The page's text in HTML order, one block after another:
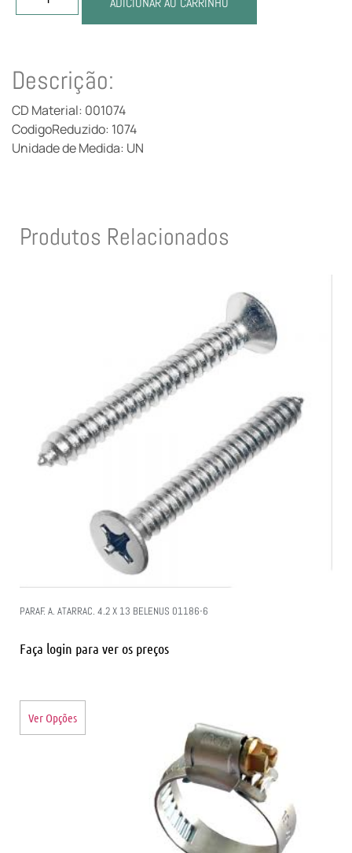
Descrição:
CD Material: 001074
CodigoReduzido: 1074
Unidade de Medida: UN
Produtos Relacionados
PARAF. A. ATARRAC. 4.2 X 13 BELENUS 01186-6
Faça login para ver os preços
Ver Opções